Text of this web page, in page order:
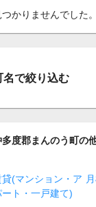
つかりませんでした。
名で絞り込む
多度郡まんのう町の
貸(マンション・ア
ート・一戸建て)